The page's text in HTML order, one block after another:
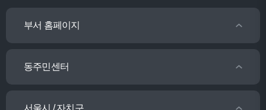
부서 홈페이지
동주민센터
서울시 / 자치구